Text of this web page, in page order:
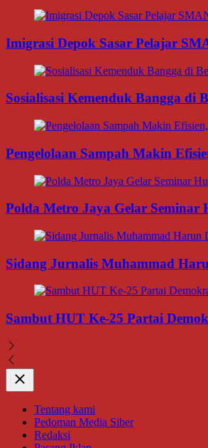
Imigrasi Depok Sasar Pelajar
Sosialisasi Kemenduk Bangga
Pengelolaan Sampah Makin
Polda Metro Jaya Gelar
Sidang Jurnalis Muhammad
Sambut HUT Ke-25 Partai
Close
Tentang kami
Pedoman Media Siber
Redaksi